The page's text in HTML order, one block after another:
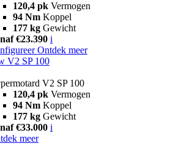
120,4 pk Vermogen
94 Nm Koppel
177 kg Gewicht
€23.390 i
Ontdek meer
V2 SP 100
V2 SP 100
120,4 pk Vermogen
94 Nm Koppel
177 kg Gewicht
€33.000 i
meer